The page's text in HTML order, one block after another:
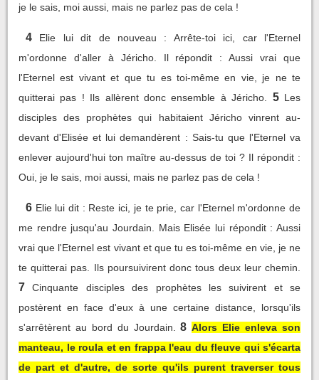
je le sais, moi aussi, mais ne parlez pas de cela !
4
Elie lui dit de nouveau : Arrête-toi ici, car l'Eternel
m'ordonne d'aller à Jéricho. Il répondit : Aussi vrai que
l'Eternel est vivant et que tu es toi-même en vie, je ne te
quitterai pas ! Ils allèrent donc ensemble à Jéricho.
5 Les
disciples des prophètes qui habitaient Jéricho vinrent au-
devant d'Elisée et lui demandèrent : Sais-tu que l'Eternel va
enlever aujourd'hui ton maître au-dessus de toi ? Il répondit :
Oui, je le sais, moi aussi, mais ne parlez pas de cela !
6 Elie lui dit : Reste ici, je te prie, car l'Eternel m'ordonne de
me rendre jusqu'au Jourdain. Mais Elisée lui répondit : Aussi
vrai que l'Eternel est vivant et que tu es toi-même en vie, je ne
te quitterai pas. Ils poursuivirent donc tous deux leur chemin.
7
Cinquante disciples des prophètes les suivirent et se
postèrent en face d'eux à une certaine distance, lorsqu'ils
s'arrêtèrent au bord du Jourdain.
8 Alors Elie enleva son
manteau, le roula et en frappa l'eau du fleuve qui s'écarta
de part et d'autre, de sorte qu'ils purent traverser tous